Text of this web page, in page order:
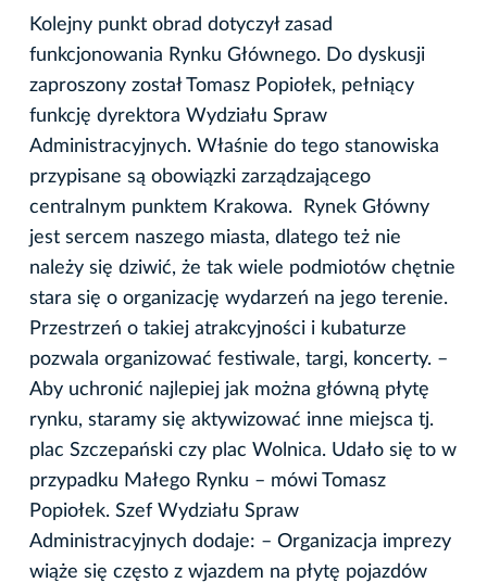
Kolejny punkt obrad dotyczył zasad
funkcjonowania Rynku Głównego. Do dyskusji
zaproszony został Tomasz Popiołek, pełniący
funkcję dyrektora Wydziału Spraw
Administracyjnych. Właśnie do tego stanowiska
przypisane są obowiązki zarządzającego
centralnym punktem Krakowa. Rynek Główny
jest sercem naszego miasta, dlatego też nie
należy się dziwić, że tak wiele podmiotów chętnie
stara się o organizację wydarzeń na jego terenie.
Przestrzeń o takiej atrakcyjności i kubaturze
pozwala organizować festiwale, targi, koncerty. –
Aby uchronić najlepiej jak można główną płytę
rynku, staramy się aktywizować inne miejsca tj.
plac Szczepański czy plac Wolnica. Udało się to w
przypadku Małego Rynku – mówi Tomasz
Popiołek. Szef Wydziału Spraw
Administracyjnych dodaje: – Organizacja imprezy
wiąże się często z wjazdem na płytę pojazdów